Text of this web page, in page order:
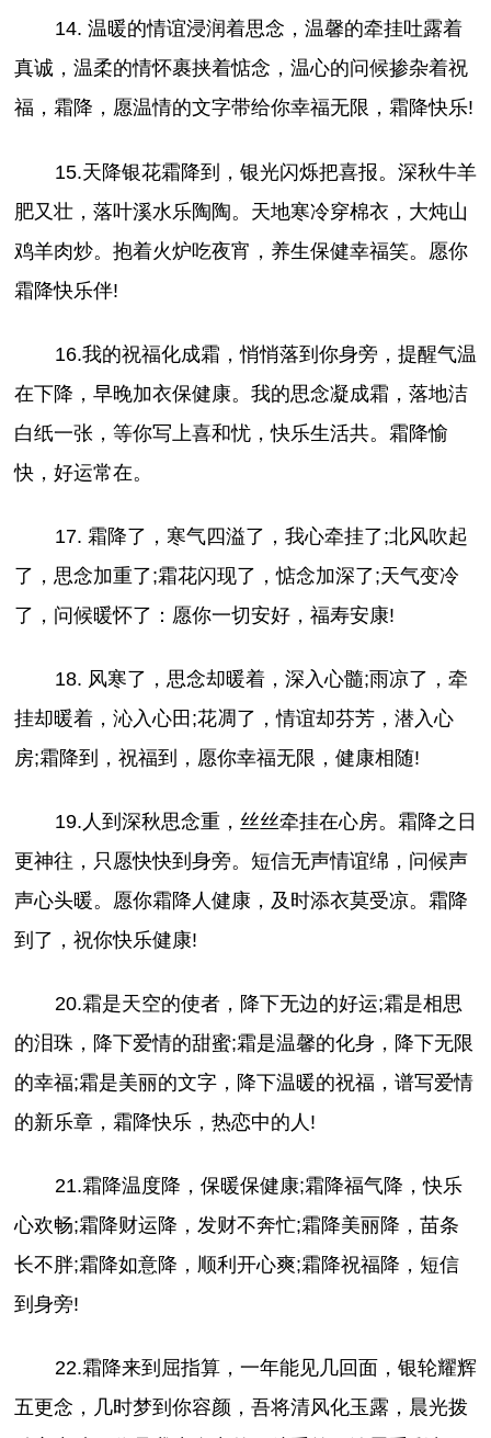
14. 温暖的情谊浸润着思念，温馨的牵挂吐露着
真诚，温柔的情怀裹挟着惦念，温心的问候掺杂着祝
福，霜降，愿温情的文字带给你幸福无限，霜降快乐!
15.天降银花霜降到，银光闪烁把喜报。深秋牛羊
肥又壮，落叶溪水乐陶陶。天地寒冷穿棉衣，大炖山
鸡羊肉炒。抱着火炉吃夜宵，养生保健幸福笑。愿你
霜降快乐伴!
16.我的祝福化成霜，悄悄落到你身旁，提醒气温
在下降，早晚加衣保健康。我的思念凝成霜，落地洁
白纸一张，等你写上喜和忧，快乐生活共。霜降愉
快，好运常在。
17. 霜降了，寒气四溢了，我心牵挂了;北风吹起
了，思念加重了;霜花闪现了，惦念加深了;天气变冷
了，问候暖怀了：愿你一切安好，福寿安康!
18. 风寒了，思念却暖着，深入心髓;雨凉了，牵
挂却暖着，沁入心田;花凋了，情谊却芬芳，潜入心
房;霜降到，祝福到，愿你幸福无限，健康相随!
19.人到深秋思念重，丝丝牵挂在心房。霜降之日
更神往，只愿快快到身旁。短信无声情谊绵，问候声
声心头暖。愿你霜降人健康，及时添衣莫受凉。霜降
到了，祝你快乐健康!
20.霜是天空的使者，降下无边的好运;霜是相思
的泪珠，降下爱情的甜蜜;霜是温馨的化身，降下无限
的幸福;霜是美丽的文字，降下温暖的祝福，谱写爱情
的新乐章，霜降快乐，热恋中的人!
21.霜降温度降，保暖保健康;霜降福气降，快乐
心欢畅;霜降财运降，发财不奔忙;霜降美丽降，苗条
长不胖;霜降如意降，顺利开心爽;霜降祝福降，短信
到身旁!
22.霜降来到屈指算，一年能见几回面，银轮耀辉
五更念，几时梦到你容颜，吾将清风化玉露，晨光拨